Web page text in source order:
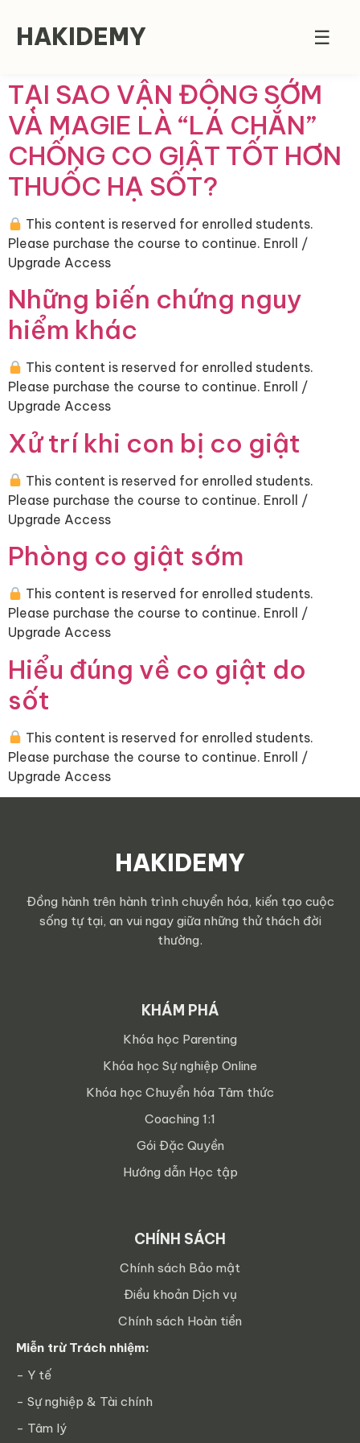
HAKIDEMY ☰
TẠI SAO VẬN ĐỘNG SỚM
VÀ MAGIE LÀ “LÁ CHẮN”
CHỐNG CO GIẬT TỐT HƠN
THUỐC HẠ SỐT?
This content is reserved for enrolled students.
Please purchase the course to continue. Enroll /
Upgrade Access
Những biến chứng nguy
hiểm khác
This content is reserved for enrolled students.
Please purchase the course to continue. Enroll /
Upgrade Access
Xử trí khi con bị co giật
This content is reserved for enrolled students.
Please purchase the course to continue. Enroll /
Upgrade Access
Phòng co giật sớm
This content is reserved for enrolled students.
Please purchase the course to continue. Enroll /
Upgrade Access
Hiểu đúng về co giật do
sốt
This content is reserved for enrolled students.
Please purchase the course to continue. Enroll /
Upgrade Access
HAKIDEMY
Đồng hành trên hành trình chuyển hóa, kiến tạo cuộc
sống tự tại, an vui ngay giữa những thử thách đời
thường.
KHÁM PHÁ
Khóa học Parenting
Khóa học Sự nghiệp Online
Khóa học Chuyển hóa Tâm thức
Coaching 1:1
Gói Đặc Quyền
Hướng dẫn Học tập
CHÍNH SÁCH
Chính sách Bảo mật
Điều khoản Dịch vụ
Chính sách Hoàn tiền
Miễn trừ Trách nhiệm:
- Y tế
- Sự nghiệp & Tài chính
- Tâm lý